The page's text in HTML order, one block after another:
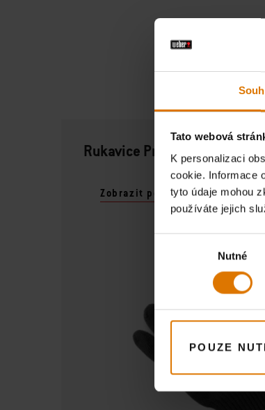
Tato webová
K personalizaci
cookie. Informace
tyto údaje mohou
používáte jejich
Nutné
POUZE
Rukavice Premium
Zobrazit podrobnosti